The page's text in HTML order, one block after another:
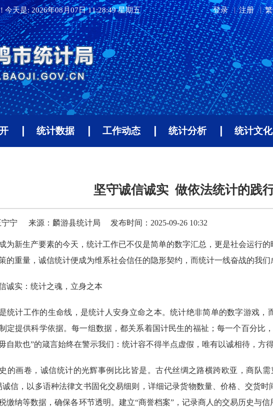
! 今天是:2026年08月07日 11:28:50 星期五 登录 注册
统计数据 工作动态 统计分析 统计文化
坚守诚信诚实 做依法统计的践
宁 来源：麟游县统计局 发布时间：2025-09-26 10:32
为新生产要素的今天，统计工作已不仅是简单的数字汇总，更是社会运行
的重量，诚信统计便成为维系社会信任的隐形契约，而统计一线奋战的我们
诚实：统计之魂，立身之本
统计工作的生命线，是统计人安身立命之本。统计绝非简单的数字游戏，
定提供科学依据。每一组数据，都关系着国计民生的福祉；每一个百分比
自欺也”的箴言始终在警示我们：统计容不得半点虚假，唯有以诚相待，方得
的画卷，诚信统计的光辉事例比比皆是。古代丝绸之路横跨欧亚，商队
诚信，以多语种法律文书固化交易细则，详细记录货物数量、价格、交货
缴纳等数据，确保各环节透明。建立“商誉档案”，记录商人的交易历史与